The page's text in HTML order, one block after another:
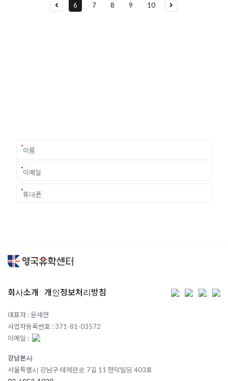
6 7 8 9 10
회사소개 개인정보처리방침
대표자 : 윤세연
사업자등록번호 : 371-81-03572
이메일 :
강남본사
서울특별시 강남구 테헤란로 7길 11 한덕빌딩 403호